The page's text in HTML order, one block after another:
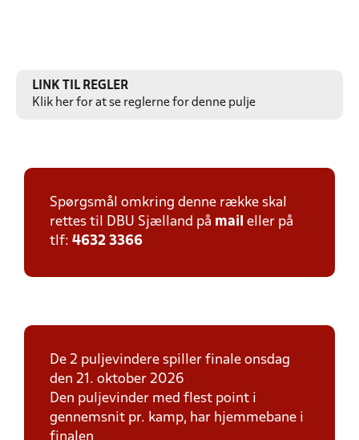
LINK TIL REGLER
Klik her for at se reglerne for denne pulje
Spørgsmål omkring denne række skal
rettes til DBU Sjælland på mail eller på
tlf: 4632 3366
De 2 puljevindere spiller finale onsdag
den 21. oktober 2026
Den puljevinder med flest point i
gennemsnit pr. kamp, har hjemmebane i
finalen